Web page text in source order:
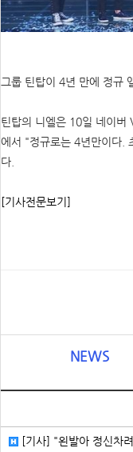
그룹 틴탑이 4년 만에 정규
틴탑의 니엘은 10일 네이버
에서 "정규로는 4년만이다.
다.
[기사전문보기]
NEWS
[기사] "왼발아 정신차